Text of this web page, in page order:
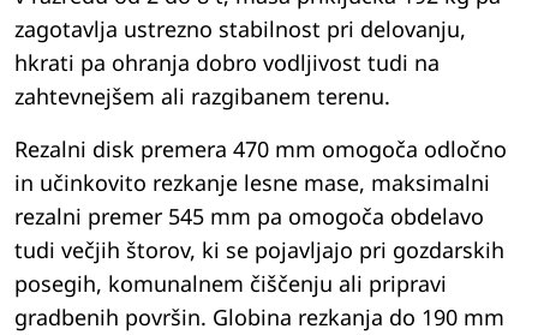
zagotavlja ustrezno stabilnost pri delovanju,
hkrati pa ohranja dobro vodljivost tudi na
zahtevnejšem ali razgibanem terenu.
Rezalni disk premera 470 mm omogoča odločno
in učinkovito rezkanje lesne mase, maksimalni
rezalni premer 545 mm pa omogoča obdelavo
tudi večjih štorov, ki se pojavljajo pri gozdarskih
posegih, komunalnem čiščenju ali pripravi
gradbenih površin. Globina rezkanja do 190 mm